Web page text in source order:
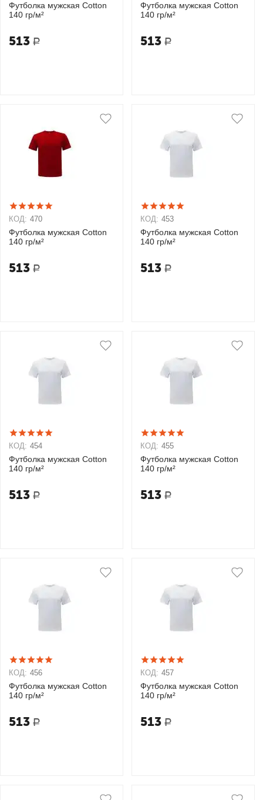
Футболка мужская Cotton
140 гр/м²
513 Р
Футболка мужская Cotton
140 гр/м²
513 Р
КОД: 470
Футболка мужская Cotton
140 гр/м²
513 Р
КОД: 453
Футболка мужская Cotton
140 гр/м²
513 Р
КОД: 454
Футболка мужская Cotton
140 гр/м²
513 Р
КОД: 455
Футболка мужская Cotton
140 гр/м²
513 Р
КОД: 456
Футболка мужская Cotton
140 гр/м²
513 Р
КОД: 457
Футболка мужская Cotton
140 гр/м²
513 Р